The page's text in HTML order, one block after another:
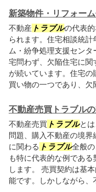
新築物件・リフォー
不動産 トラブルの代表
られます。住宅相談統
ム・紛争処理支援セン
宅問わず、欠陥住宅に関
が続いています。住宅
買い物の一つであり、欠
不動産売買トラブル
不動産売買 トラブルと
問題、購入不動産の境界
に関わる トラブル全般
も特に代表的な例である
します。 売買契約は基
能です。しかしながら、